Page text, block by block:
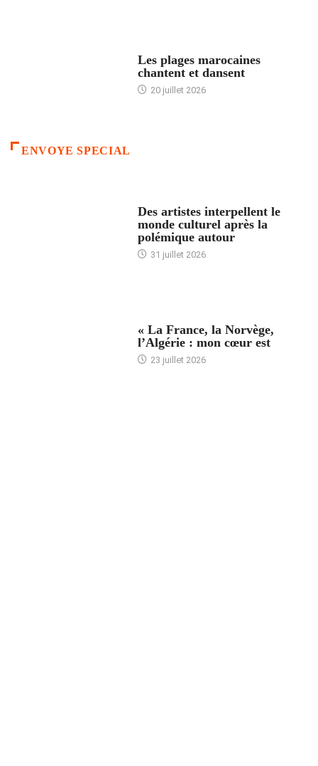
Les plages marocaines
chantent et dansent
20 juillet 2026
ENVOYE SPECIAL
Des artistes interpellent le
monde culturel après la
polémique autour
31 juillet 2026
« La France, la Norvège,
l’Algérie : mon cœur est
23 juillet 2026